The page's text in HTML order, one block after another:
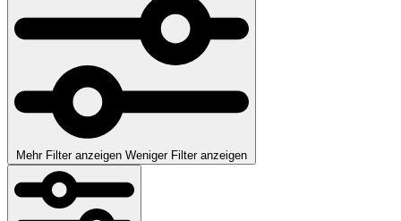
Mehr Filter anzeigen Weniger Filter anzeigen